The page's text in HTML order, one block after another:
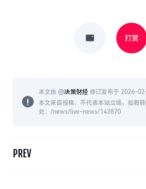
打赏
本文由 @决策财经 修订发布于 2026-
本文来自投稿，不代表本站立场，如若
处：/news/live-news/143870
PREV